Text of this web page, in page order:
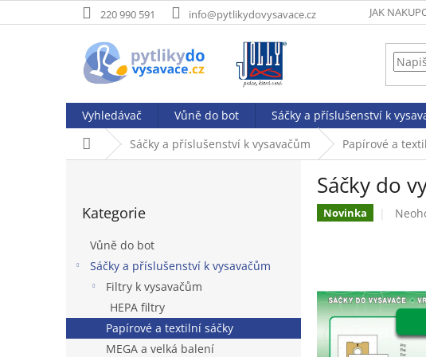
na
220 990 591 info@pytlikydovysavace.cz JAK
Vyhledávač Vůně do bot Sáčky a příslušenství k
Domů Sáčky a příslušenství k vysavačům Papírové a
a
kategorie
Kategorie
Vůně do bot
Sáčky a příslušenství k vysavačům
Filtry k vysavačům
HEPA filtry
Papírové a textilní sáčky
MEGA a velká balení
Sáčky do
Novinka
z
5